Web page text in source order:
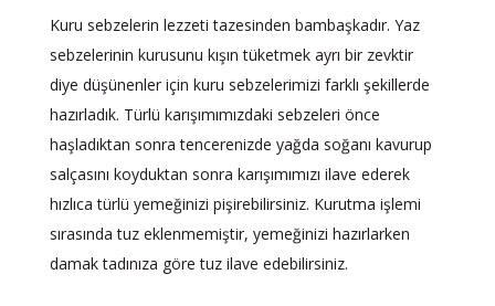
Kuru sebzelerin lezzeti tazesinden bambaşkadır. Yaz
sebzelerinin kurusunu kışın tüketmek ayrı bir zevktir
diye düşünenler için kuru sebzelerimizi farklı şekillerde
hazırladık. Türlü karışımımızdaki sebzeleri önce
haşladıktan sonra tencerenizde yağda soğanı kavurup
salçasını koyduktan sonra karışımımızı ilave ederek
hızlıca türlü yemeğinizi pişirebilirsiniz. Kurutma işlemi
sırasında tuz eklenmemiştir, yemeğinizi hazırlarken
damak tadınıza göre tuz ilave edebilirsiniz.